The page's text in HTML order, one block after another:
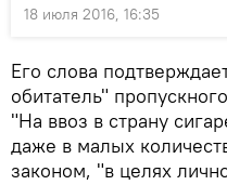
18 июля 2016, 16:35
Его слова
обитатель"
"На ввоз в страну
даже в малых
законом, "в целях